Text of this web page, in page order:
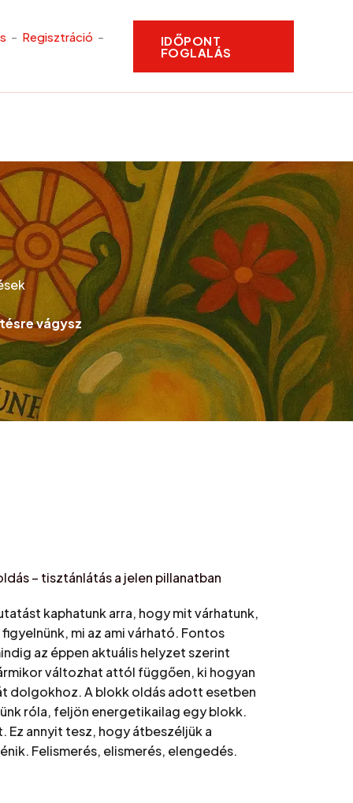
- Regisztráció - IDŐPONT
FOGLALÁS
vágysz
– tisztánlátás a jelen pillanatban
kaphatunk arra, hogy mit várhatunk,
mi az ami várható. Fontos
az éppen aktuális helyzet szerint
változhat attól függően, ki hogyan
dolgokhoz. A blokk oldás adott esetben
róla, feljön energetikailag egy blokk.
Ez annyit tesz, hogy átbeszéljük a
Felismerés, elismerés, elengedés.